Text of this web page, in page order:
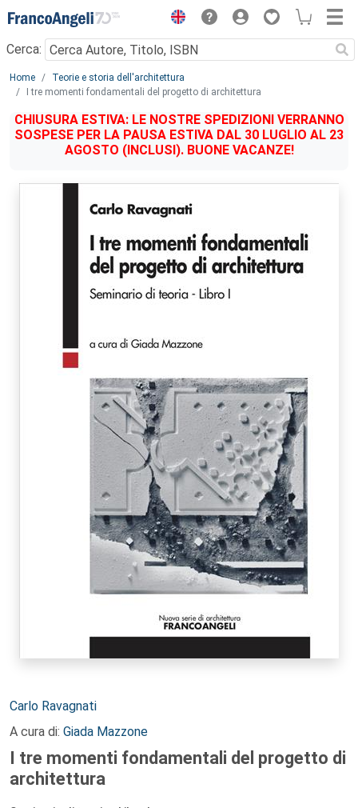
Menu
Cerca:
Main content
Home
Teorie e storia dell'architettura
I tre momenti fondamentali del progetto di architettura
CHIUSURA ESTIVA: LE NOSTRE SPEDIZIONI VERRANNO
SOSPESE PER LA PAUSA ESTIVA DAL 30 LUGLIO AL 23
AGOSTO (INCLUSI). BUONE VACANZE!
Autori:
Carlo Ravagnati
A cura di: Giada Mazzone
I tre momenti fondamentali del progetto di
architettura